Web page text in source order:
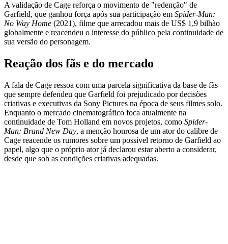
A validação de Cage reforça o movimento de "redenção" de
Garfield, que ganhou força após sua participação em Spider-Man:
No Way Home (2021), filme que arrecadou mais de US$ 1,9 bilhão
globalmente e reacendeu o interesse do público pela continuidade de
sua versão do personagem.
Reação dos fãs e do mercado
A fala de Cage ressoa com uma parcela significativa da base de fãs
que sempre defendeu que Garfield foi prejudicado por decisões
criativas e executivas da Sony Pictures na época de seus filmes solo.
Enquanto o mercado cinematográfico foca atualmente na
continuidade de Tom Holland em novos projetos, como Spider-
Man: Brand New Day, a menção honrosa de um ator do calibre de
Cage reacende os rumores sobre um possível retorno de Garfield ao
papel, algo que o próprio ator já declarou estar aberto a considerar,
desde que sob as condições criativas adequadas.